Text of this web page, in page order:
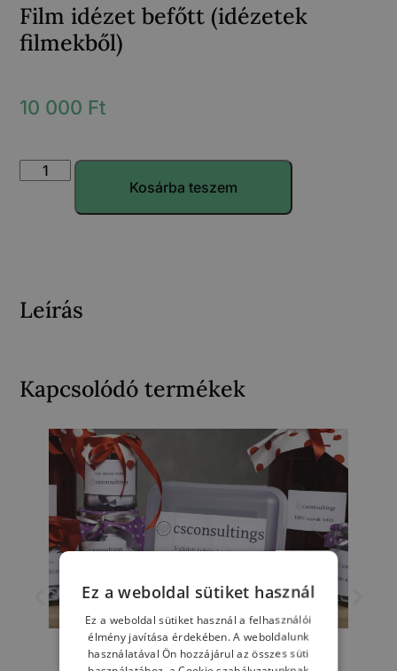
Film idézet befőtt (idézetek
filmekből)
10 000 Ft
Kosárba teszem
Leírás
Kapcsolódó termékek
Ez a weboldal sütiket használ
Ez a weboldal sütiket használ a felhasználói
élmény javítása érdekében. A weboldalunk
használatával Ön hozzájárul az összes süti